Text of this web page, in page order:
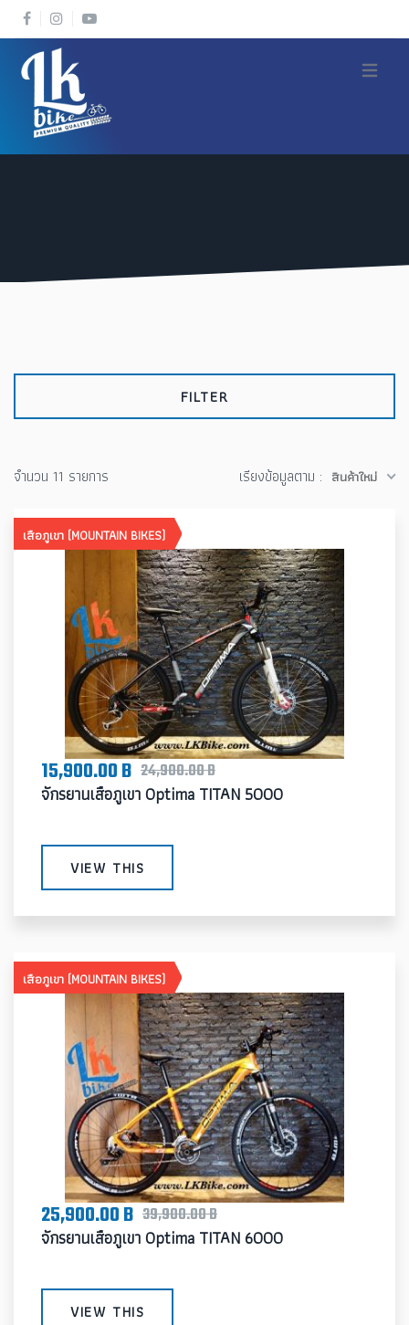
Open
FILTER
จำนวน 11 รายการ เรียงข้อมูลตาม : สินค้าใหม่
เสือภูเขา (MOUNTAIN BIKES)
15,900.00 B 24,900.00 B
จักรยานเสือภูเขา Optima TITAN 5000
VIEW THIS
เสือภูเขา (MOUNTAIN BIKES)
25,900.00 B 39,900.00 B
จักรยานเสือภูเขา Optima TITAN 6000
VIEW THIS